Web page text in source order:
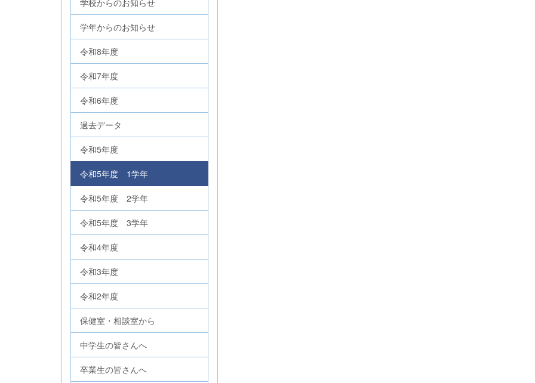
学年からのお知らせ
令和8年度
令和7年度
令和6年度
過去データ
令和5年度
令和5年度 1学年
令和5年度 2学年
令和5年度 3学年
令和4年度
令和3年度
令和2年度
保健室・相談室から
中学生の皆さんへ
卒業生の皆さんへ